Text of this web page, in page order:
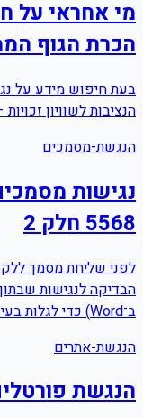
מי אחראי על
הכרת הגוף
בעת חיפוש מידע על
הנציבות לשוויון
הנגשת-מסמכים
נגישות
5568 חלק 2
לפני שליחת מסמך
ב־Word) כדי לגלות בעיות ולתקן מראש.
הנגשת-אתרים
הנגשת